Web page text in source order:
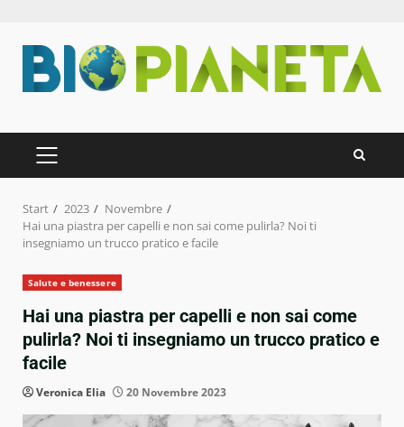
Inhalt
springen
PRIMÄRES
MENÜ
Start 2023
Novembre
Hai una piastra per capelli e non sai come pulirla? Noi ti
insegniamo un trucco pratico e facile
Salute e benessere
Hai una piastra per capelli e non sai come
pulirla? Noi ti insegniamo un trucco pratico e
facile
Veronica Elia 20 Novembre 2023